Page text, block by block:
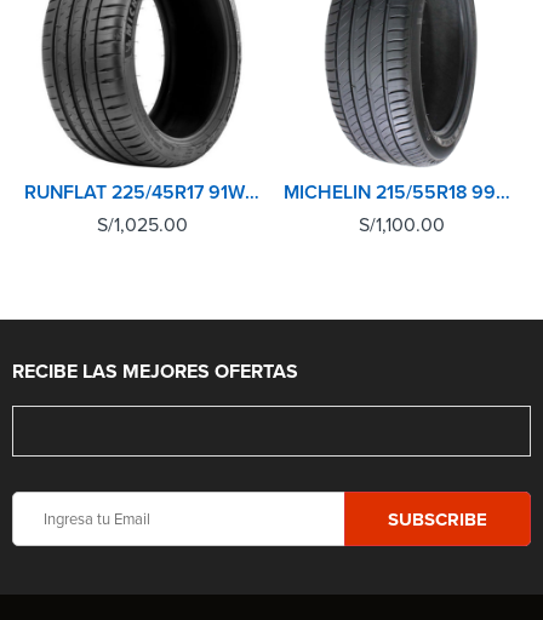
RUNFLAT 225/45R17 91W TL PILOT SPORT 4 MICHELIN
S/1,025.00
MICHELIN 215/55R18 99V XL TL PRIMACY 4+
S/1,100.00
RECIBE LAS MEJORES OFERTAS